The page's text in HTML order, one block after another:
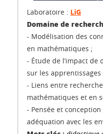
Laboratoire : LiG
Domaine de
- Modélisation des
en mathématiques ;
- Étude de l’impact de
sur les
- Liens entre
mathématiques et en
- Pensée et
adéquation avec les